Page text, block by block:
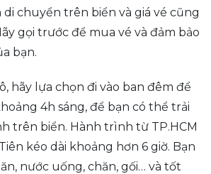
di chuyển trên biển và giá vé cũng
gọi trước để mua vé và đảm bảo
bạn.
hãy lựa chọn đi vào ban đêm để
4h sáng, để bạn có thể trải
trên biển. Hành trình từ TP.HCM
kéo dài khoảng hơn 6 giờ. Bạn
nước uống, chăn, gối… và tốt